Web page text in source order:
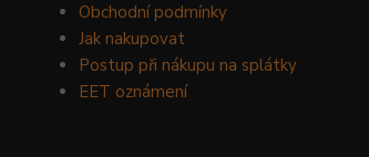
Obchodní podmínky
Jak nakupovat
Postup při nákupu na splátky
EET oznámení